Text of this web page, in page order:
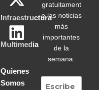
Infraestructura
Multimedia
Quienes
Somos
gratuitament
e las noticias
más
importantes
de la
semana.